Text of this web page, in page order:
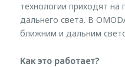
технологии приходят
дальнего света. В
ближним и дальним
Как это работает?